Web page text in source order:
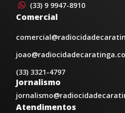
(33) 9 9947-8910
Comercial
(33) 3321-4797
Jornalismo
Atendimentos